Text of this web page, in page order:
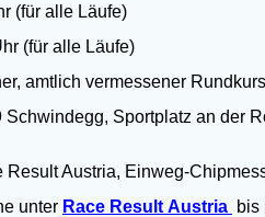
alle Läufe)
alle Läufe)
vermessener Rundkurs
Sportplatz an der
Austria, Einweg-
unter Race Result Austria bis